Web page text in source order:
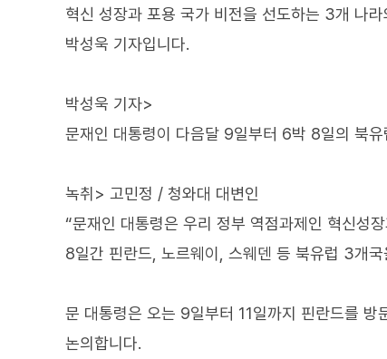
혁신 성장과 포용 국가 비전을 선도하는 3개 나
박성욱 기자입니다.
박성욱 기자>
문재인 대통령이 다음달 9일부터 6박 8일의 북
녹취> 고민정 / 청와대 대변인
“문재인 대통령은 우리 정부 역점과제인 혁신성
8일간 핀란드, 노르웨이, 스웨덴 등 북유럽 3개국
문 대통령은 오는 9일부터 11일까지 핀란드를
논의합니다.